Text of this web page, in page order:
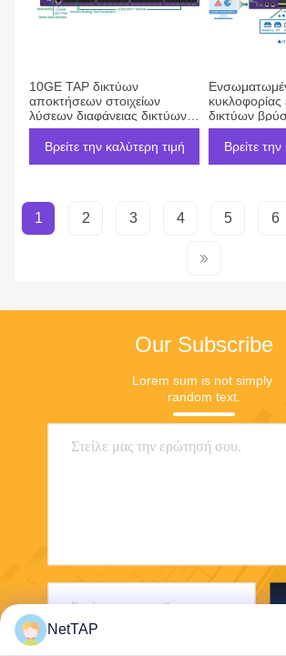
10GE TAP δικτύων
αποκτήσεων στοιχείων
λύσεων διαφάνειας δικτύων
και αποκτήσεων πακέτων
Βρείτε την καλύτερη τιμή
δικτύων
και την
Βρείτε
1 2 3 4 5 6
Our Subscribe
Lorem sum is not simply
random text.
NetTAP